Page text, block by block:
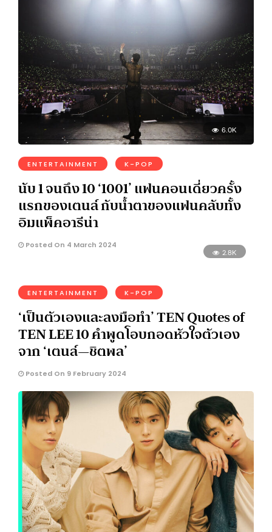
6.0K
ENTERTAINMENT K-POP
นับ 1 จนถึง 10 ‘1001’ แฟนคอนเดี่ยวครั้ง
แรกของเตนล์ กับน้ำตาของแฟนคลับทั้ง
อิมแพ็คอารีน่า
Posted On 4 March 2024
2.8K
ENTERTAINMENT K-POP
‘เป็นตัวเองและลงมือทำ’ TEN Quotes of
TEN LEE 10 คำพูดโอบกอดหัวใจตัวเอง
จาก ‘เตนล์—ชิตพล’
Posted On 9 February 2024